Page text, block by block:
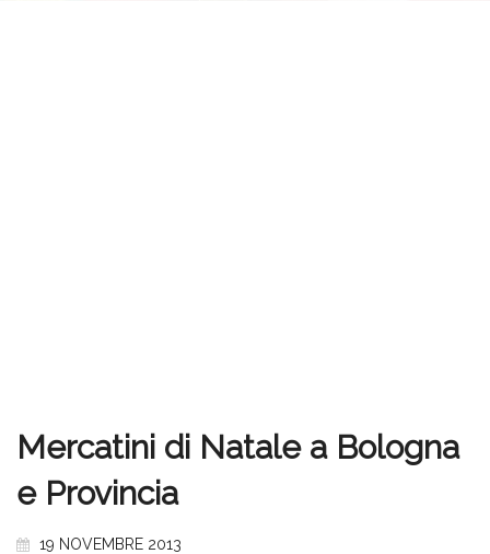
Mercatini di Natale a Bologna
e Provincia
19 NOVEMBRE 2013